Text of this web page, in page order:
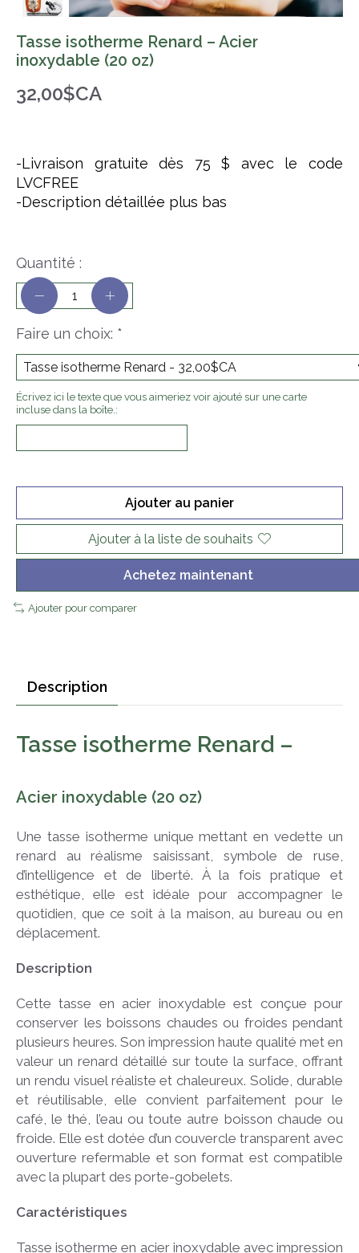
Tasse isotherme Renard – Acier
inoxydable (20 oz)
32,00$CA
-Livraison gratuite dès 75 $ avec le code
LVCFREE
-Description détaillée plus bas
Faire un choix: *
Écrivez ici le texte que vous aimeriez voir ajouté sur une carte
incluse dans la boîte.:
Quantité :
Ajouter au panier
Ajouter à la liste de souhaits
Achetez maintenant
Ajouter pour comparer
Description
Tasse isotherme Renard –
Acier inoxydable (20 oz)
Une tasse isotherme unique mettant en vedette un
renard au réalisme saisissant, symbole de ruse,
d’intelligence et de liberté. À la fois pratique et
esthétique, elle est idéale pour accompagner le
quotidien, que ce soit à la maison, au bureau ou en
déplacement.
Description
Cette tasse en acier inoxydable est conçue pour
conserver les boissons chaudes ou froides pendant
plusieurs heures. Son impression haute qualité met en
valeur un renard détaillé sur toute la surface, offrant
un rendu visuel réaliste et chaleureux. Solide, durable
et réutilisable, elle convient parfaitement pour le
café, le thé, l’eau ou toute autre boisson chaude ou
froide. Elle est dotée d’un couvercle transparent avec
ouverture refermable et son format est compatible
avec la plupart des porte-gobelets.
Caractéristiques
Tasse isotherme en acier inoxydable avec impression